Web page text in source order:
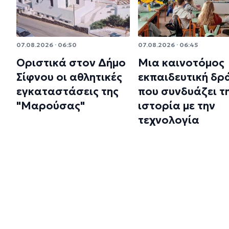
07.08.2026 · 06:50
Οριστικά στον Δήμο
Σίφνου οι αθλητικές
εγκαταστάσεις της
"Μαρούσας"
07.08.2026 · 06:45
Μια καινοτόμος
εκπαιδευτική
που συνδυάζει
ιστορία με την
τεχνολογία